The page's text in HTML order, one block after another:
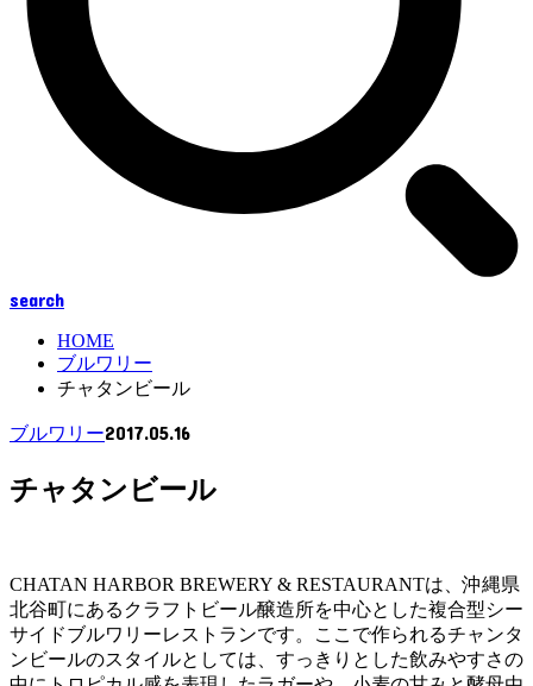
search
HOME
ブルワリー
チャタンビール
ブルワリー2017.05.16
チャタンビール
CHATAN HARBOR BREWERY & RESTAURANTは、沖縄県
北谷町にあるクラフトビール醸造所を中心とした複合型シー
サイドブルワリーレストランです。ここで作られるチャンタ
ンビールのスタイルとしては、すっきりとした飲みやすさの